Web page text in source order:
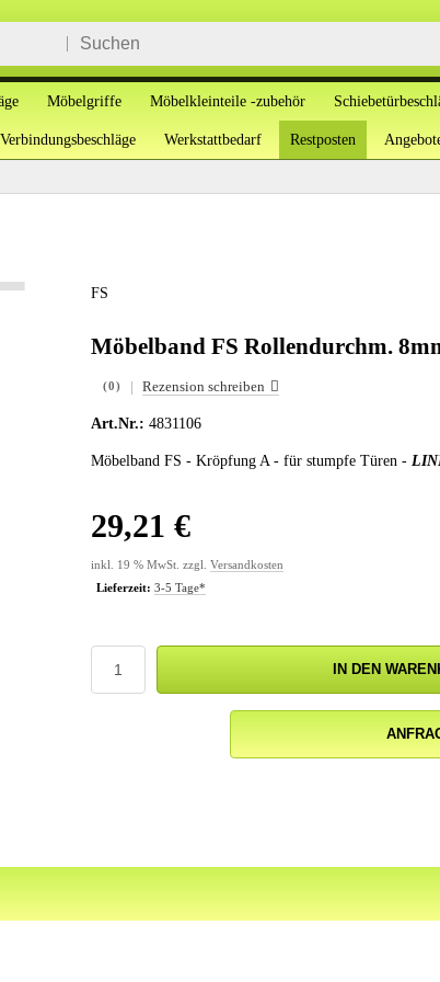
Möbelgriffe Möbelkleinteile -zubehör
Verbindungsbeschläge Werkstattbedarf Restposten
FS
Möbelband FS Rollendurchm.
(0) | Rezension schreiben
Art.Nr.: 4831106
Möbelband FS - Kröpfung A - für stumpfe Türen -
29,21 €
inkl. 19 % MwSt. zzgl. Versandkosten
Lieferzeit: 3-5 Tage*
IN DEN